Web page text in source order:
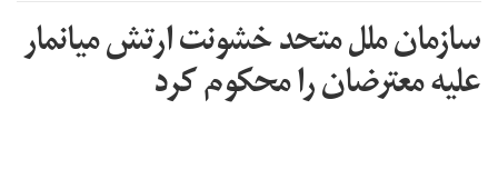
سازمان ملل متحد خشونت ارتش میانمار
علیه معترضان را محکوم کرد